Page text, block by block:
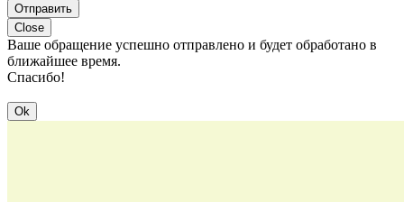
Отправить
Close
Ваше обращение успешно отправлено и будет обработано в
ближайшее время.
Спасибо!
Ok